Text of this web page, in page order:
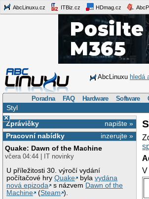
AbcLinuxu.cz ITBiz.cz HDmag.cz
AbcLinuxu hledá
Poradna FAQ Hardware Software
Styl
×
napište »
Zprávičky
inzerujte »
Pracovní nabídky
Quake: Dawn of the Machine
včera 04:44 | IT novinky
U příležitosti 30. výročí vydání
počítačové hryQuake bylavydána
nová epizoda
s názvem Dawn of the
Machine
(Steam ).
V